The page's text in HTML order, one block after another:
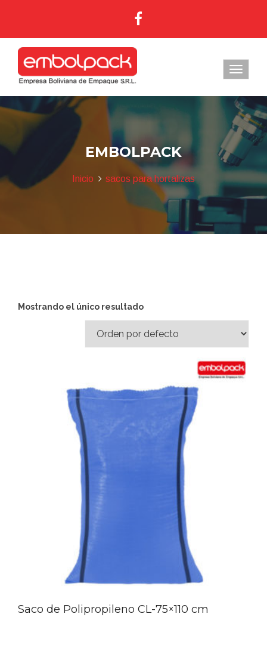
EMBOLPACK
Inicio sacos para hortalizas
Mostrando el único resultado
Saco de Polipropileno CL-75×110 cm